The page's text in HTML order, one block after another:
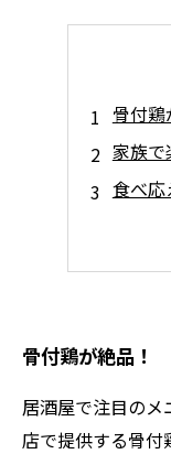
骨付鶏
家族で
食べ応
ボリ
骨付鶏が絶品！
居酒屋で注目のメ
店で提供する骨付